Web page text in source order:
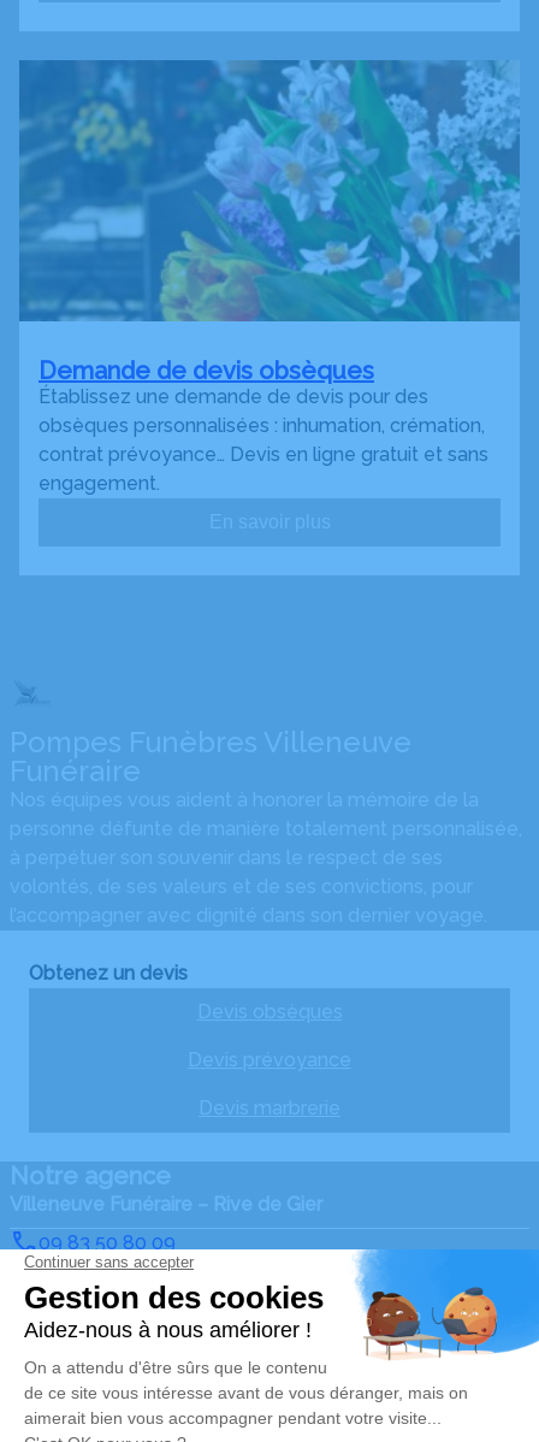
Demande de devis obsèques
Établissez une demande de devis pour des
obsèques personnalisées : inhumation, crémation,
contrat prévoyance… Devis en ligne gratuit et sans
engagement.
Obtenez un devis
09 83 50 80 09
contact@villeneuvefuneraire.fr
63 bis, Rue Jean Jaurès – 42800 – Rive de Gier
4.9/5 – 108 avis
Nos Services
Organiser des obsèques
Monuments funéraires
Liens utiles
Avis de décès
Demande de rendez-vous